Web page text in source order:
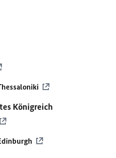
Königreich